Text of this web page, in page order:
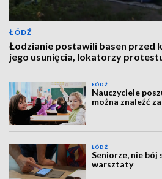
ŁÓDŹ
Łodzianie postawili basen przed
jego usunięcia, lokatorzy
ŁÓDŹ
Nauczyciele
można znaleźć
ŁÓDŹ
Seniorze, nie bój
warsztaty